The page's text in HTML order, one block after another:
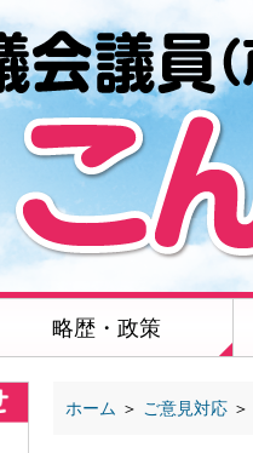
略歴・政策
ホーム ＞ ご意見対応 ＞